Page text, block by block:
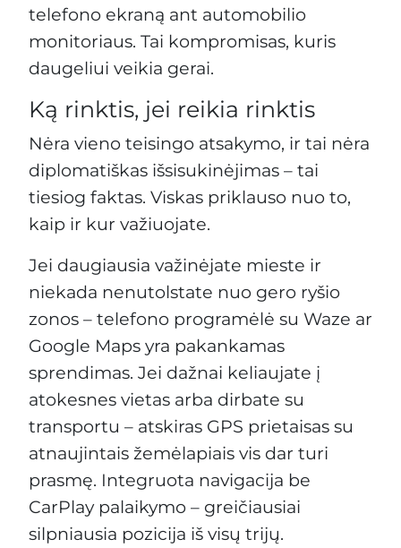
telefono ekraną ant automobilio
monitoriaus. Tai kompromisas, kuris
daugeliui veikia gerai.
Ką rinktis, jei reikia rinktis
Nėra vieno teisingo atsakymo, ir tai nėra
diplomatiškas išsisukinėjimas – tai
tiesiog faktas. Viskas priklauso nuo to,
kaip ir kur važiuojate.
Jei daugiausia važinėjate mieste ir
niekada nenutolstate nuo gero ryšio
zonos – telefono programėlė su Waze ar
Google Maps yra pakankamas
sprendimas. Jei dažnai keliaujate į
atokesnes vietas arba dirbate su
transportu – atskiras GPS prietaisas su
atnaujintais žemėlapiais vis dar turi
prasmę. Integruota navigacija be
CarPlay palaikymo – greičiausiai
silpniausia pozicija iš visų trijų.